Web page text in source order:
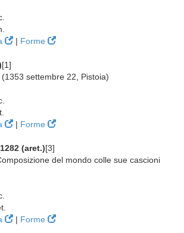
| Forme
[1]
settembre 22, Pistoia)
| Forme
(aret.)[3]
del mondo colle sue cascioni
| Forme